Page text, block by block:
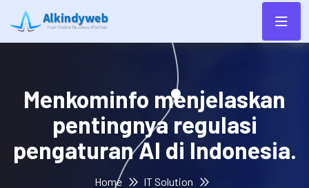
Menkominfo menjelaskan
pentingnya regulasi
pengaturan AI di Indonesia.
Home
IT Solution